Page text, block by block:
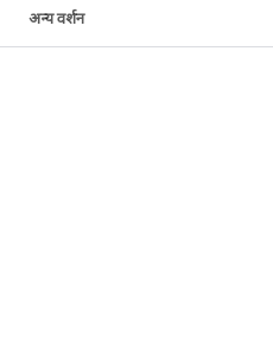
अन्य वर्शन